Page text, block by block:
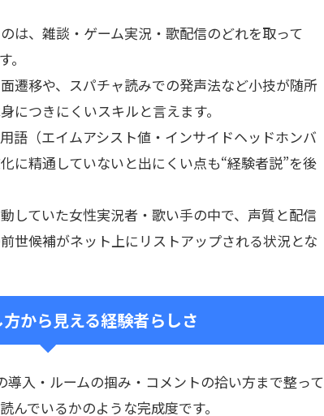
は、雑談・ゲーム実況・歌配信のどれを取って
遷移や、スパチャ読みでの発声法など小技が随所
につきにくいスキルと言えます。
語（エイムアシスト値・インサイドヘッドホンバ
に精通していないと出にくい点も“経験者説”を後
していた女性実況者・歌い手の中で、声質と配信
世候補がネット上にリストアップされる状況とな
から見える経験者らしさ
入・ルームの掴み・コメントの拾い方まで整って
んでいるかのような完成度です。